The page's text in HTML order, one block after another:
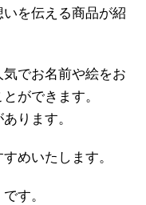
を伝える商品が紹
でお名前や絵をお
ができます。
ります。
めいたします。
す。